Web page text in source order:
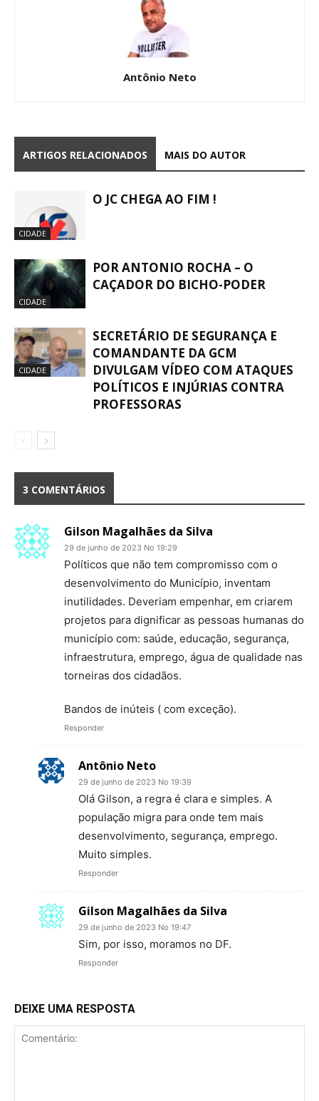
Antônio Neto
ARTIGOS RELACIONADOS MAIS DO AUTOR
CIDADE
O JC CHEGA AO FIM !
CIDADE
POR ANTONIO ROCHA – O
CAÇADOR DO BICHO-PODER
CIDADE
SECRETÁRIO DE SEGURANÇA E
COMANDANTE DA GCM
DIVULGAM VÍDEO COM ATAQUES
POLÍTICOS E INJÚRIAS CONTRA
PROFESSORAS
3 COMENTÁRIOS
Gilson Magalhães da Silva
29 de junho de 2023 No 19:29
Políticos que não tem compromisso com o
desenvolvimento do Município, inventam
inutilidades. Deveriam empenhar, em criarem
projetos para dignificar as pessoas humanas do
município com: saúde, educação, segurança,
infraestrutura, emprego, água de qualidade nas
torneiras dos cidadãos.
Bandos de inúteis ( com exceção).
Responder
Antônio Neto
29 de junho de 2023 No 19:39
Olá Gilson, a regra é clara e simples. A
população migra para onde tem mais
desenvolvimento, segurança, emprego.
Muito simples.
Responder
Gilson Magalhães da Silva
29 de junho de 2023 No 19:47
Sim, por isso, moramos no DF.
Responder
DEIXE UMA RESPOSTA